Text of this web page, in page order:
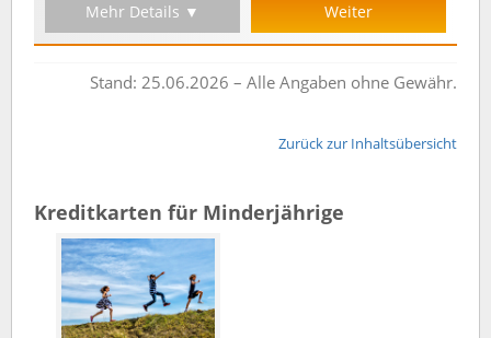
Mehr Details ▼ Weiter
Stand: 25.06.2026 – Alle Angaben ohne Gewähr.
Zurück zur Inhaltsübersicht
Kreditkarten für Minderjährige